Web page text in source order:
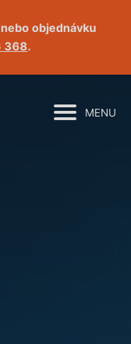
objednávku
368.
MENU